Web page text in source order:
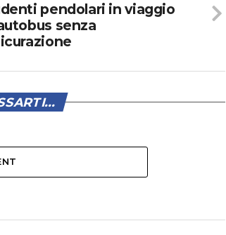
pendolari in viaggio
senza